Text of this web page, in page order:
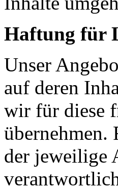
Haftung für
Unser
auf deren
wir für diese
übernehmen.
der jeweilige